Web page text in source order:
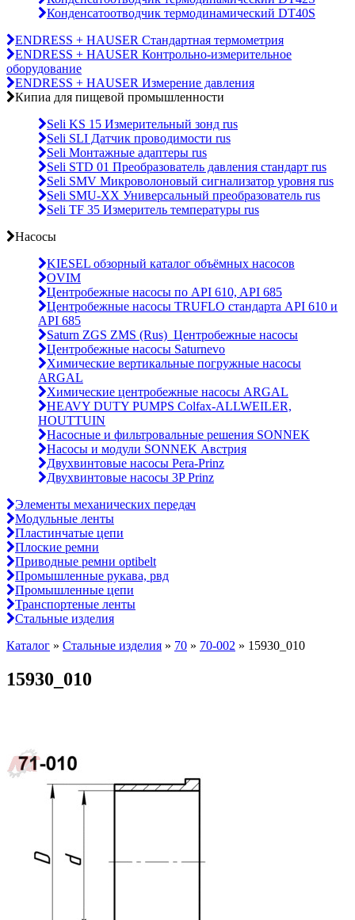
Конденсатоотводчик термодинамический DT40S
ENDRESS + HAUSER Стандартная термометрия
ENDRESS + HAUSER Контрольно-измерительное
оборудование
ENDRESS + HAUSER Измерение давления
Кипиа для пищевой промышленности
Seli KS 15 Измерительный зонд rus
Seli SLI Датчик проводимости rus
Seli Монтажные адаптеры rus
Seli STD 01 Преобразователь давления стандарт rus
Seli SMV Микроволоновый сигнализатор уровня rus
Seli SMU-ХХ Универсальный преобразователь rus
Seli TF 35 Измеритель температуры rus
Насосы
KIESEL обзорный каталог объёмных насосов
OVIM
Центробежные насосы по API 610, API 685
Центробежные насосы TRUFLO стандарта API 610 и
API 685
Saturn ZGS ZMS (Rus)_Центробежные насосы
Центробежные насосы Saturnevo
Химические вертикальные погружные насосы
ARGAL
Химические центробежные насосы ARGAL
HEAVY DUTY PUMPS Colfax-ALLWEILER,
HOUTTUIN
Насосные и фильтровальные решения SONNEK
Насосы и модули SONNEK Австрия
Двухвинтовые насосы Pera-Prinz
Двухвинтовые насосы 3P Prinz
Элементы механических передач
Модульные ленты
Пластинчатые цепи
Плоские ремни
Приводные ремни optibelt
Промышленные рукава, рвд
Промышленные цепи
Транспортеные ленты
Стальные изделия
Каталог » Стальные изделия » 70 » 70-002 » 15930_010
15930_010